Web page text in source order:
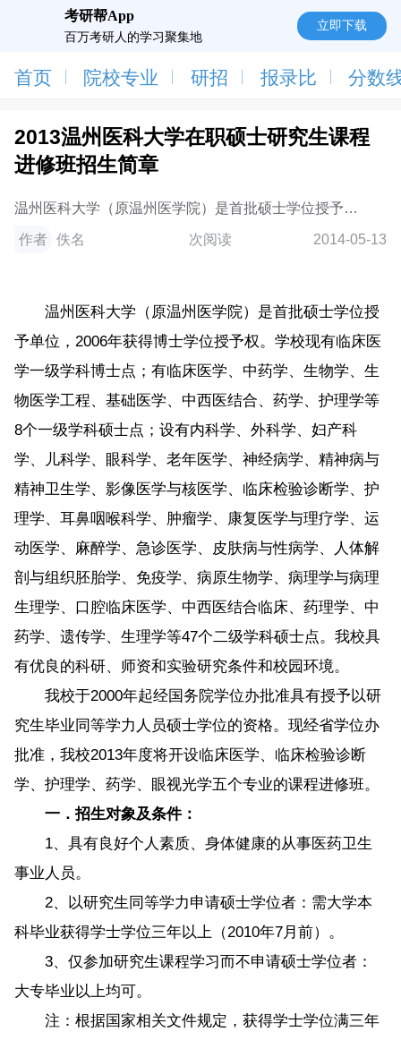
考研帮App
百万考研人的学习聚集地
立即下载
首页 院校专业 研招 报录比 分数
2013温州医科大学在职硕士研究生课程
进修班招生简章
温州医科大学（原温州医学院）是首批硕士学位授予单
位，2006年获得博士学位授予权。学校现有临床医学一
级学科博士点；有临床医学、中药学、生物
作者 佚名 次阅读 2014-05-13
温州医科大学（原温州医学院）是首批硕士学位授
予单位，2006年获得博士学位授予权。学校现有临床医
学一级学科博士点；有临床医学、中药学、生物学、生
物医学工程、基础医学、中西医结合、药学、护理学等
8个一级学科硕士点；设有内科学、外科学、妇产科
学、儿科学、眼科学、老年医学、神经病学、精神病与
精神卫生学、影像医学与核医学、临床检验诊断学、护
理学、耳鼻咽喉科学、肿瘤学、康复医学与理疗学、运
动医学、麻醉学、急诊医学、皮肤病与性病学、人体解
剖与组织胚胎学、免疫学、病原生物学、病理学与病理
生理学、口腔临床医学、中西医结合临床、药理学、中
药学、遗传学、生理学等47个二级学科硕士点。我校具
有优良的科研、师资和实验研究条件和校园环境。
我校于2000年起经国务院学位办批准具有授予以研
究生毕业同等学力人员硕士学位的资格。现经省学位办
批准，我校2013年度将开设临床医学、临床检验诊断
学、护理学、药学、眼视光学五个专业的课程进修班。
一．招生对象及条件：
1、具有良好个人素质、身体健康的从事医药卫生
事业人员。
2、以研究生同等学力申请硕士学位者：需大学本
科毕业获得学士学位三年以上（2010年7月前）。
3、仅参加研究生课程学习而不申请硕士学位者：
大专毕业以上均可。
注：根据国家相关文件规定，获得学士学位满三年